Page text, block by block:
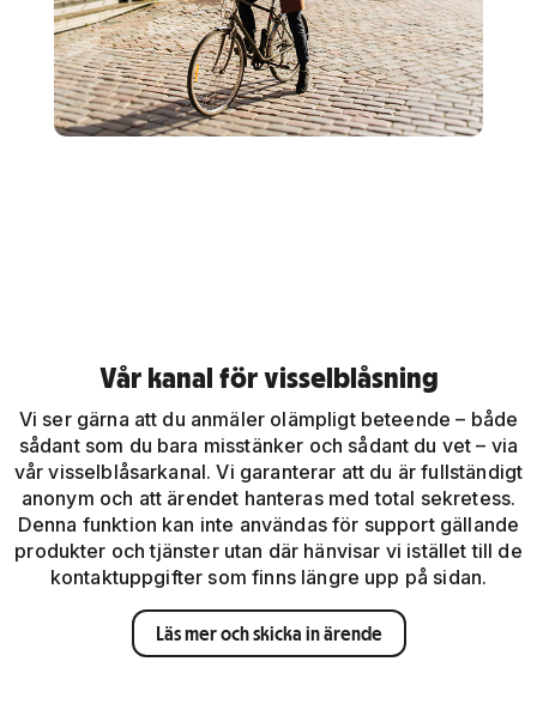
Vår kanal för visselblåsning
Vi ser gärna att du anmäler olämpligt beteende – både
sådant som du bara misstänker och sådant du vet – via
vår visselblåsarkanal. Vi garanterar att du är fullständigt
anonym och att ärendet hanteras med total sekretess.
Denna funktion kan inte användas för support gällande
produkter och tjänster utan där hänvisar vi istället till de
kontaktuppgifter som finns längre upp på sidan.
Läs mer och skicka in ärende